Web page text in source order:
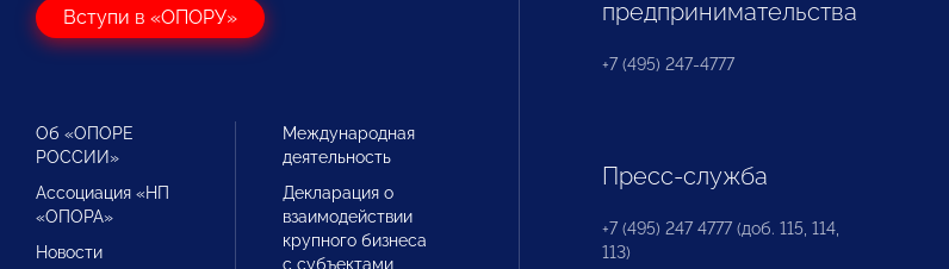
Вступи в «ОПОРУ»
Об «ОПОРЕ
РОССИИ»
Ассоциация «НП
«ОПОРА»
Новости
Международная
деятельность
Декларация о
взаимодействии
крупного бизнеса
с субъектами
предпринимательства
+7 (495) 247-4777
Пресс-служба
+7 (495) 247 4777 (доб. 115, 114,
113)